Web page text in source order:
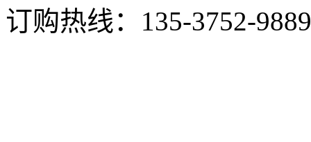
订购热线： 135-3752-9889